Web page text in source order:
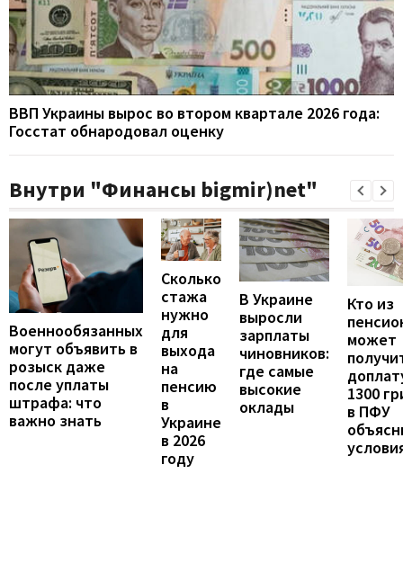
ВВП Украины вырос во втором квартале 2026 года:
Госстат обнародовал оценку
Внутри "Финансы bigmir)net"
Военнообязанных
могут объявить в
розыск даже
после уплаты
штрафа: что
важно знать
Сколько
стажа
нужно
для
выхода
на
пенсию
в
Украине
в 2026
году
В Украине
выросли
зарплаты
чиновников:
где самые
высокие
оклады
Кто из
может
1300
в ПФУ